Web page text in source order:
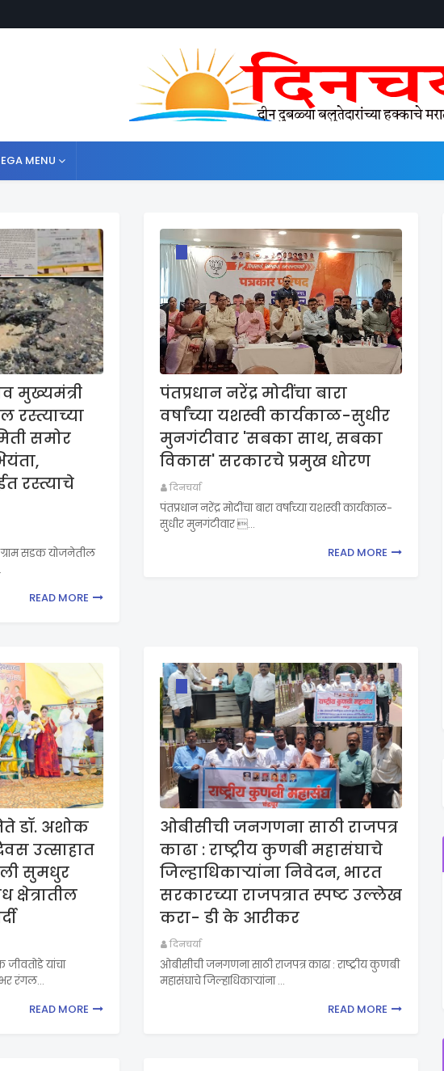
MENU
मुख्यमंत्री
रस्त्याच्या
समोर
रस्त्याचे
ग्राम सडक योजनेतील
READ MORE
पंतप्रधान नरेंद्र मोदींचा बारा
वर्षांच्या यशस्वी कार्यकाळ-सुधीर
मुनगंटीवार 'सबका साथ, सबका
विकास' सरकारचे प्रमुख धोरण
दिनचर्या
पंतप्रधान नरेंद्र मोदींचा बारा वर्षांच्या यशस्वी कार्यकाळ-
सुधीर मुनगंटीवार …
READ MORE
डॉ. अशोक
उत्साहात
सुमधुर
क्षेत्रातील
जीवतोडे यांचा
रंगल…
READ MORE
ओबीसीची जनगणना साठी राजपत्र
काढा : राष्ट्रीय कुणबी महासंघाचे
जिल्हाधिकाऱ्यांना निवेदन, भारत
सरकारच्या राजपत्रात स्पष्ट उल्लेख
करा- डी के आरीकर
दिनचर्या
ओबीसीची जनगणना साठी राजपत्र काढा : राष्ट्रीय कुणबी
महासंघाचे जिल्हाधिकाऱ्यांना …
READ MORE